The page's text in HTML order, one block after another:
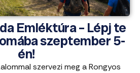
Emléktúra – Lépj te
szeptember 5-
én!
szervezi meg a Rongyos